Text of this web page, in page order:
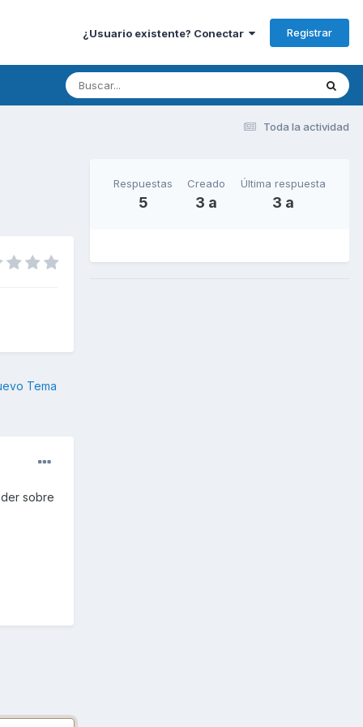
¿Usuario existente? Conectar Registrar
Toda la actividad
Tema
sobre
Respuestas
5
Creado
3 a
Última respuesta
3 a